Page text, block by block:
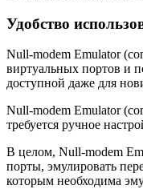
Удобство
Null-modem Emulator
виртуальных портов и
доступной даже для
Null-modem Emulator
требуется ручное
В целом, Null-modem
порты, эмулировать
которым необходима